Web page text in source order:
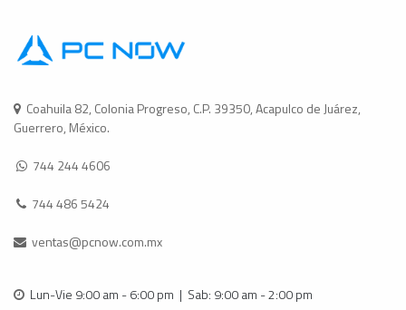
Coahuila 82, Colonia Progreso, C.P. 39350, Acapulco de Juárez,
Guerrero, México.
744 244 4606
744 486 5424
ventas@pcnow.com.mx
Lun-Vie 9:00 am - 6:00 pm | Sab: 9:00 am - 2:00 pm